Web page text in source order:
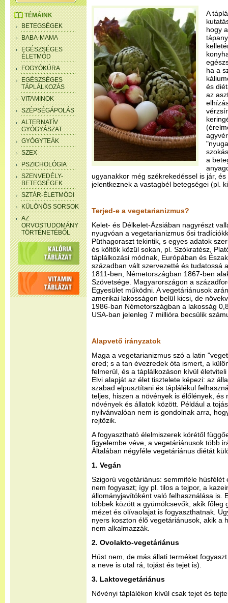
TÉMÁINK
BETEGSÉGEK
BABA-MAMA
EGÉSZSÉGES
ÉLETMÓD
FOGYÓKÚRA
EGÉSZSÉGES
TÁPLÁLKOZÁS
VITAMINOK
SZÉPSÉGÁPOLÁS
ALTERNATÍV
GYÓGYÁSZAT
GYÓGYTEÁK
SZEX
PSZICHOLÓGIA
SZENVEDÉLY-
BETEGSÉGEK
SZTÁR-ÉLETMÓDI
KÜLÖNÖS SORSOK
AZ
ORVOSTUDOMÁNY
TÖRTÉNETÉBŐL
A
hogy
ha a
és
az
a
ugyanakkor még székrekedéssel is jár,
jelentkeznek a vastagbél betegségei (pl.
Terjed-e a vegetarianizmus?
Kelet- és Délkelet-Ázsiában nagyrészt
nyugvóan a vegetarianizmus ősi
Püthagoraszt tekintik, s egyes adatok
és költők közül sokan, pl. Szókratész,
táplálkozási módnak, Európában és
században vált szervezetté és tudatossá
1811-ben, Németországban 1867-ben
Szövetsége. Magyarországon a
Egyesület működni. A vegetáriánusok
amerikai lakosságon belül kicsi, de
1986-ban Németországban a lakosság
USA-ban jelenleg 7 millióra becsülik
Alapvető irányzatok
Maga a vegetarianizmus szó a latin
ered; s a tan évezredek óta ismert, a
felmerül, és a táplálkozáson kívül
Elvi alapját az élet tisztelete képezi: az
szabad elpusztítani és táplálékul
teljes, hiszen a növények is élőlények,
növények és állatok között. Például a
nyilvánvalóan nem is gondolnak arra,
rejtőzik.
A fogyasztható élelmiszerek körétől
figyelembe véve, a vegetáriánusok több
Általában négyféle vegetáriánus diétát
1. Vegán
Szigorú vegetáriánus: semmiféle húsfélét
nem fogyaszt; így pl. tilos a tejpor, a
állományjavítóként való felhasználása is.
többek között a gyümölcsevők, akik főleg
mézet és olívaolajat is fogyaszthatnak.
nyers koszton élő vegetáriánusok, akik a
nem alkalmazzák.
2. Ovolakto-vegetáriánus
Húst nem, de más állati terméket
a neve is utal rá, tojást és tejet is).
3. Laktovegetáriánus
Növényi táplálékon kívül csak tejet és